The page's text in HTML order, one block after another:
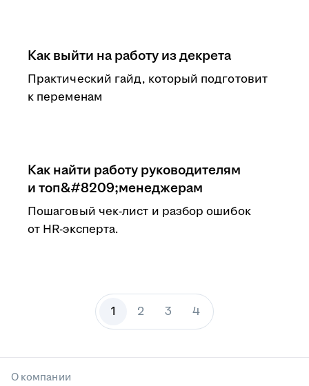
Как выйти на работу из декрета
Практический гайд, который подготовит
к переменам
Как найти работу руководителям
и топ&#8209;менеджерам
Пошаговый чек-лист и разбор ошибок
от HR-эксперта.
1 2 3 4
О компании